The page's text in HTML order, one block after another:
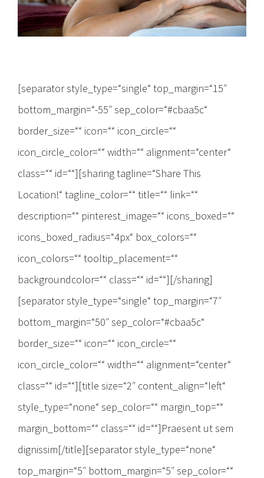
[separator style_type=“single“ top_margin=“15″
bottom_margin=“-55″ sep_color=“#cbaa5c“
border_size=““ icon=““ icon_circle=““
icon_circle_color=““ width=““ alignment=“center“
class=““ id=““][sharing tagline=“Share This
Location!“ tagline_color=““ title=““ link=““
description=““ pinterest_image=““ icons_boxed=““
icons_boxed_radius=“4px“ box_colors=““
icon_colors=““ tooltip_placement=““
backgroundcolor=““ class=““ id=““][/sharing]
[separator style_type=“single“ top_margin=“7″
bottom_margin=“50″ sep_color=“#cbaa5c“
border_size=““ icon=““ icon_circle=““
icon_circle_color=““ width=““ alignment=“center“
class=““ id=““][title size=“2″ content_align=“left“
style_type=“none“ sep_color=““ margin_top=““
margin_bottom=““ class=““ id=““]Praesent ut sem
dignissim[/title][separator style_type=“none“
top_margin=“5″ bottom_margin=“5″ sep_color=““